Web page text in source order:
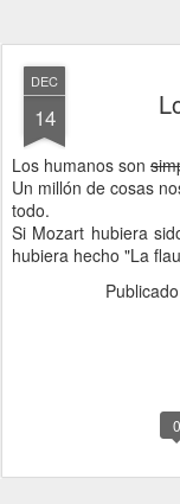
DEC
14
Los humanos son
Un millón de cosas
todo.
Si Mozart hubiera
hubiera hecho "La
Publicado
0